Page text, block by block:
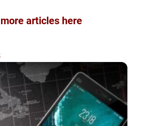
articles here